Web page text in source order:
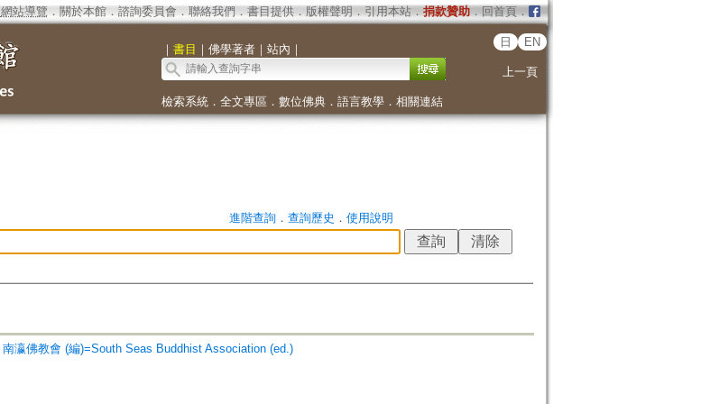
網站導覽 ． 關於本館． 諮詢委員會． 聯絡我們 ． 書目提供． 版權聲明 ． 引用本站． 捐款贊助．回首頁．
｜ 書目 ｜ 佛學著者｜ 站內 ｜
日 EN
上一頁
檢索系統． 全文專區 ． 數位佛典． 語言教學． 相關連結
進階查詢． 查詢歷史 ． 使用說明
南瀛佛教會 (編)=South Seas Buddhist Association (ed.)